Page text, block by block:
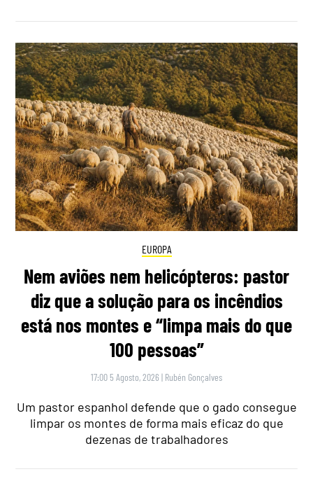
EUROPA
Nem aviões nem helicópteros: pastor
diz que a solução para os incêndios
está nos montes e “limpa mais do que
100 pessoas”
17:00 5 Agosto, 2026 | Rubén Gonçalves
Um pastor espanhol defende que o gado consegue
limpar os montes de forma mais eficaz do que
dezenas de trabalhadores